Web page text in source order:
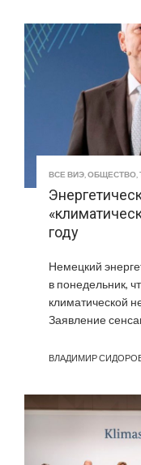
ВСЕ ВИЭ,ОБЩЕСТВО,
году
Немецкий
в понедельник,
климатической
Заявление
ВЛАДИМИР